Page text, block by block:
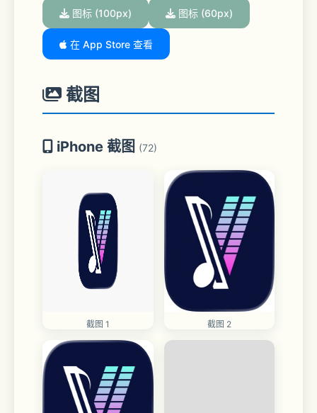
图标 (100px) 图标 (60px)
在 App Store 查看
截图
iPhone 截图 (72)
截图 1 截图 2